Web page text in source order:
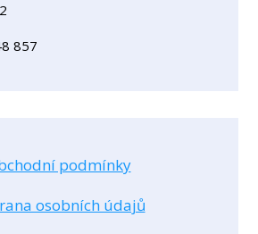
857
podmínky
osobních údajů